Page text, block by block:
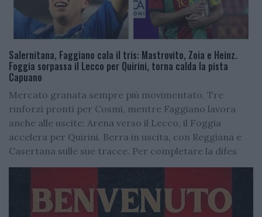
Salernitana, Faggiano cala il tris: Mastrovito, Zoia e Heinz.
Foggia sorpassa il Lecco per Quirini, torna calda la pista
Capuano
Mercato granata sempre più movimentato. Tre
rinforzi pronti per Cosmi, mentre Faggiano lavora
anche alle uscite: Arena verso il Lecco, il Foggia
accelera per Quirini. Berra in uscita, con Reggiana e
Casertana sulle sue tracce. Per completare la difes